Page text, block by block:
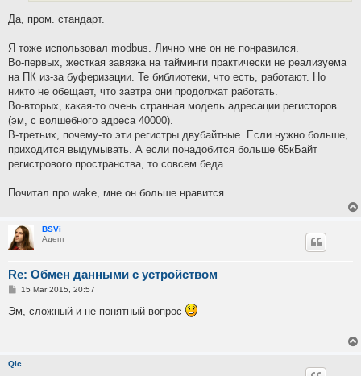
Да, пром. стандарт.
Я тоже использовал modbus. Лично мне он не понравился.
Во-первых, жесткая завязка на тайминги практически не реализуема
на ПК из-за буферизации. Те библиотеки, что есть, работают. Но
никто не обещает, что завтра они продолжат работать.
Во-вторых, какая-то очень странная модель адресации регисторов
(эм, с волшебного адреса 40000).
В-третьих, почему-то эти регистры двубайтные. Если нужно больше,
приходится выдумывать. А если понадобится больше 65кБайт
регистрового пространства, то совсем беда.
Почитал про wake, мне он больше нравится.
BSVi
Адепт
Re: Обмен данными с устройством
P
s
t
15 Mar 2015, 20:57
Эм, сложный и не понятный вопрос
Qic